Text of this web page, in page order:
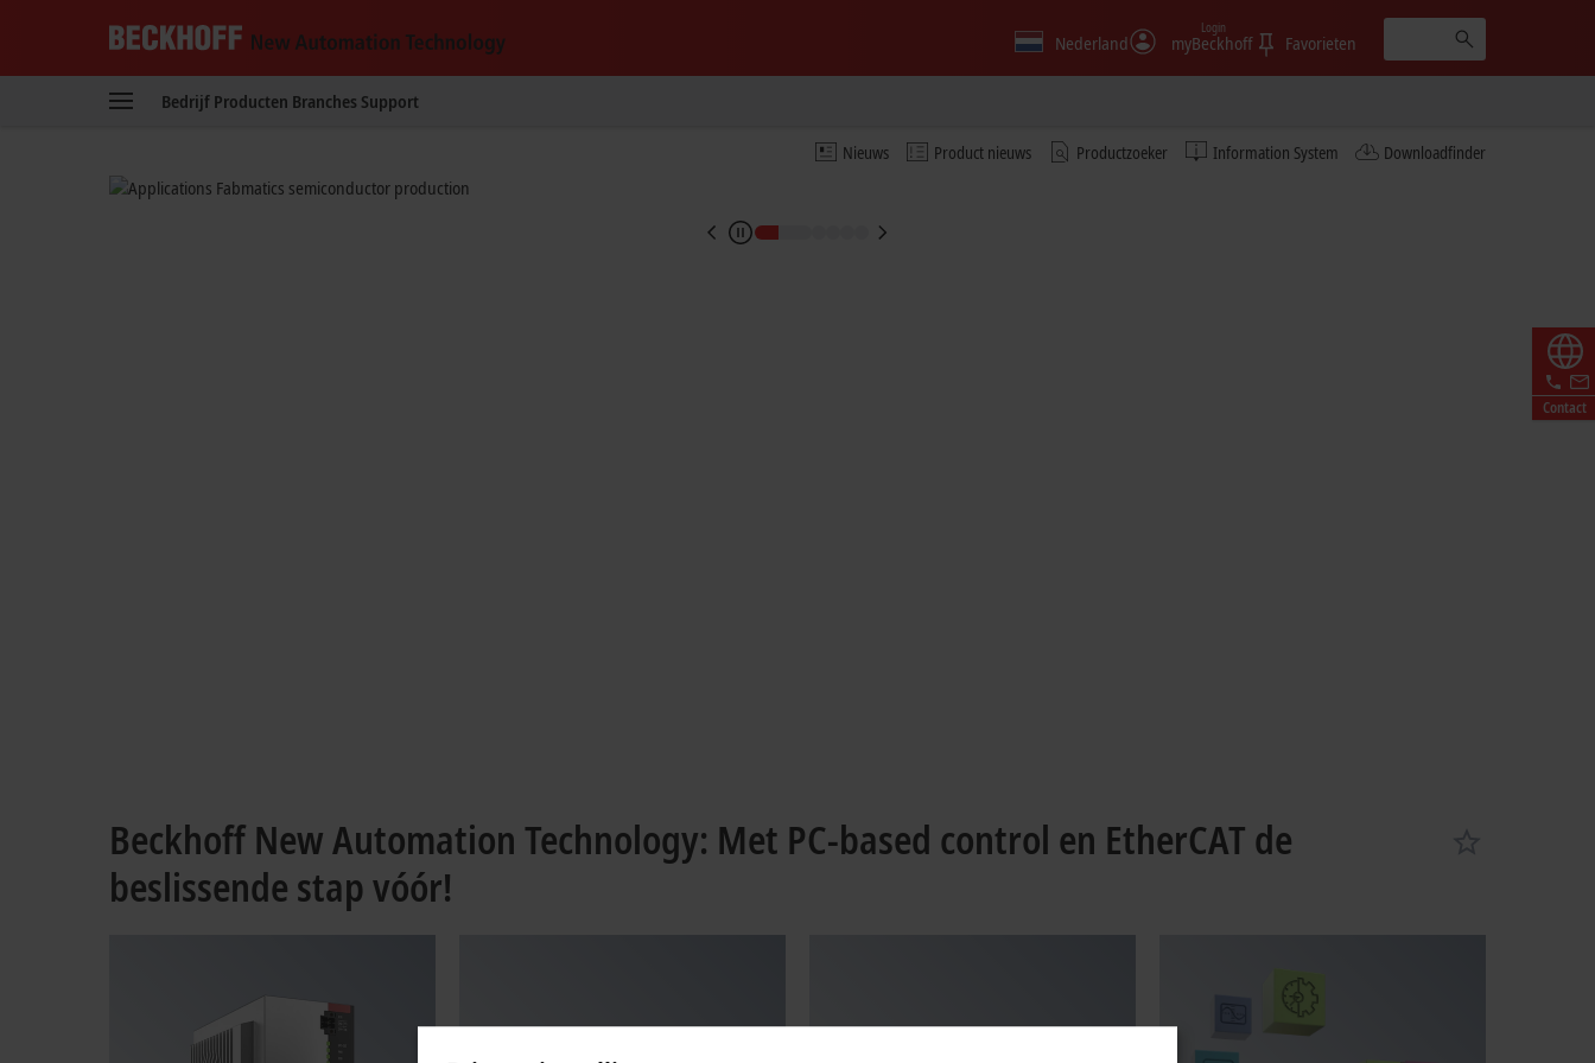
New
Nederland myBeckhoff
Login
Favorieten
Bedrijf Producten Branches Support
Nieuws Product nieuws Productzoeker Information System Downloadfinder
Contact
Reduced set-up times and seamless traceability
Automated test wafer handling in semiconductor production
Beckhoff New Automation Technology: Met PC-based control en EtherCAT de
beslissende stap vóór!